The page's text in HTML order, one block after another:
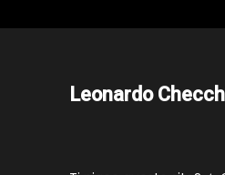
Leonardo